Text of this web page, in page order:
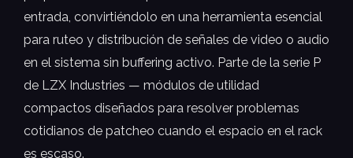
entrada, convirtiéndolo en una herramienta esencial
para ruteo y distribución de señales de video o audio
en el sistema sin buffering activo. Parte de la serie P
de LZX Industries — módulos de utilidad
compactos diseñados para resolver problemas
cotidianos de patcheo cuando el espacio en el rack
es escaso.